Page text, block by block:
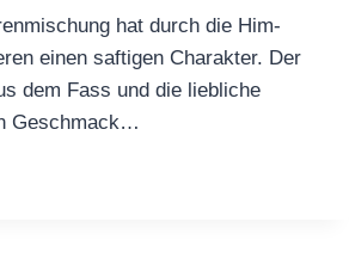
hat durch die Him-
einen saftigen Charakter. Der
dem Fass und die liebliche
Geschmack…